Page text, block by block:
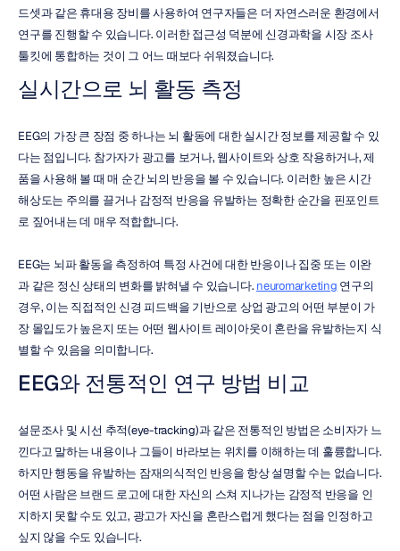
드셋과 같은 휴대용 장비를 사용하여 연구자들은 더 자연스러운 환경에서
연구를 진행할 수 있습니다. 이러한 접근성 덕분에 신경과학을 시장 조사
툴킷에 통합하는 것이 그 어느 때보다 쉬워졌습니다.
실시간으로 뇌 활동 측정
EEG의 가장 큰 장점 중 하나는 뇌 활동에 대한 실시간 정보를 제공할 수 있
다는 점입니다. 참가자가 광고를 보거나, 웹사이트와 상호 작용하거나, 제
품을 사용해 볼 때 매 순간 뇌의 반응을 볼 수 있습니다. 이러한 높은 시간
해상도는 주의를 끌거나 감정적 반응을 유발하는 정확한 순간을 핀포인트
로 짚어내는 데 매우 적합합니다.
EEG는 뇌파 활동을 측정하여 특정 사건에 대한 반응이나 집중 또는 이완
과 같은 정신 상태의 변화를 밝혀낼 수 있습니다. neuromarketing 연구의
경우, 이는 직접적인 신경 피드백을 기반으로 상업 광고의 어떤 부분이 가
장 몰입도가 높은지 또는 어떤 웹사이트 레이아웃이 혼란을 유발하는지 식
별할 수 있음을 의미합니다.
EEG와 전통적인 연구 방법 비교
설문조사 및 시선 추적(eye-tracking)과 같은 전통적인 방법은 소비자가 느
낀다고 말하는 내용이나 그들이 바라보는 위치를 이해하는 데 훌륭합니다.
하지만 행동을 유발하는 잠재의식적인 반응을 항상 설명할 수는 없습니다.
어떤 사람은 브랜드 로고에 대한 자신의 스쳐 지나가는 감정적 반응을 인
지하지 못할 수도 있고, 광고가 자신을 혼란스럽게 했다는 점을 인정하고
싶지 않을 수도 있습니다.